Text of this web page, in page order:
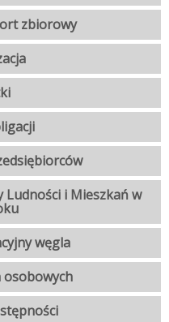
zbiorowy
Ludności i Mieszkań w
węgla
osobowych